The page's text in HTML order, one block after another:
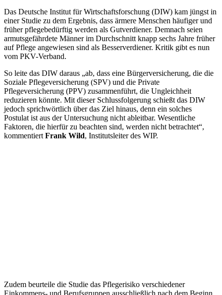
Das Deutsche Institut für Wirtschaftsforschung (DIW) kam jüngst in
einer Studie zu dem Ergebnis, dass ärmere Menschen häufiger und
früher pflegebedürftig werden als Gutverdiener. Demnach seien
armutsgefährdete Männer im Durchschnitt knapp sechs Jahre früher
auf Pflege angewiesen sind als Besserverdiener. Kritik gibt es nun
vom PKV-Verband.
So leite das DIW daraus „ab, dass eine Bürgerversicherung, die die
Soziale Pflegeversicherung (SPV) und die Private
Pflegeversicherung (PPV) zusammenführt, die Ungleichheit
reduzieren könnte. Mit dieser Schlussfolgerung schießt das DIW
jedoch sprichwörtlich über das Ziel hinaus, denn ein solches
Postulat ist aus der Untersuchung nicht ableitbar. Wesentliche
Faktoren, die hierfür zu beachten sind, werden nicht betrachtet“,
kommentiertFrank Wild, Institutsleiter des WIP.
Zudem beurteile die Studie das Pflegerisiko verschiedener